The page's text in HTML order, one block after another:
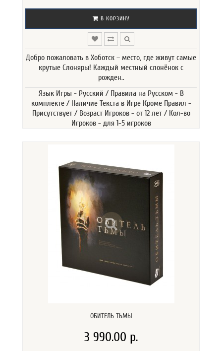
В КОРЗИНУ
Добро пожаловать в Хоботск – место, где живут самые
крутые Слоняры! Каждый местный слонёнок с
рожден..
Язык Игры - Русский / Правила на Русском - В
комплекте / Наличие Текста в Игре Кроме Правил -
Присутствует / Возраст Игроков - от 12 лет / Кол-во
Игроков - для 1-5 игроков
ОБИТЕЛЬ ТЬМЫ
3 990.00 р.